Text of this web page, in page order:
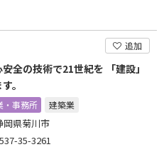
追加
安全の技術で21世紀を 「建設」
。
・事務所 建築業
岡県菊川市
35-3261